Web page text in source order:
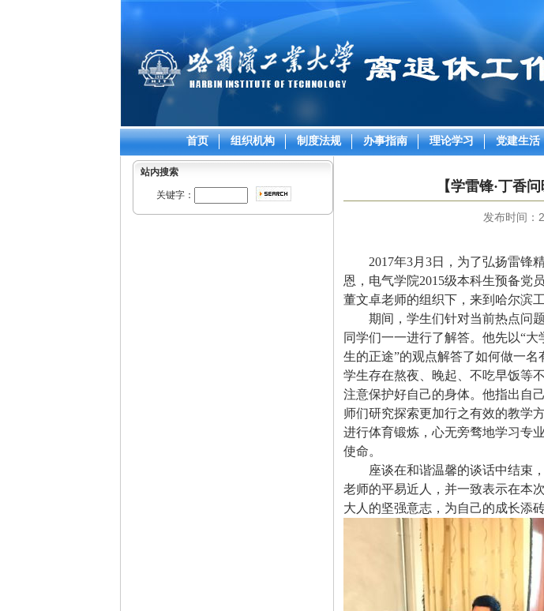
首页 组织机构 制度法规 办事指南 理论学习 党建生活
站内搜索
关键字：
【学雷锋·丁香
发布时间：
2017年3月 3日
，为了弘扬雷锋
恩，电气学院2015级本科生预备党
董文卓老师的组织下，来到哈尔滨
期间，学生们针对当前热点问
同学们一一进行了解答。他先以“大
生的正途”的观点解答了如何做一
学生存在熬夜、晚起、不吃早饭等
注意保护好自己的身体。他指出自
师们研究探索更加行之有效的教学
进行体育锻炼，心无旁骛地学习专
使命。
座谈在和谐温馨的谈话中结束
老师的平易近人，并一致表示在本
大人的坚强意志，为自己的成长添